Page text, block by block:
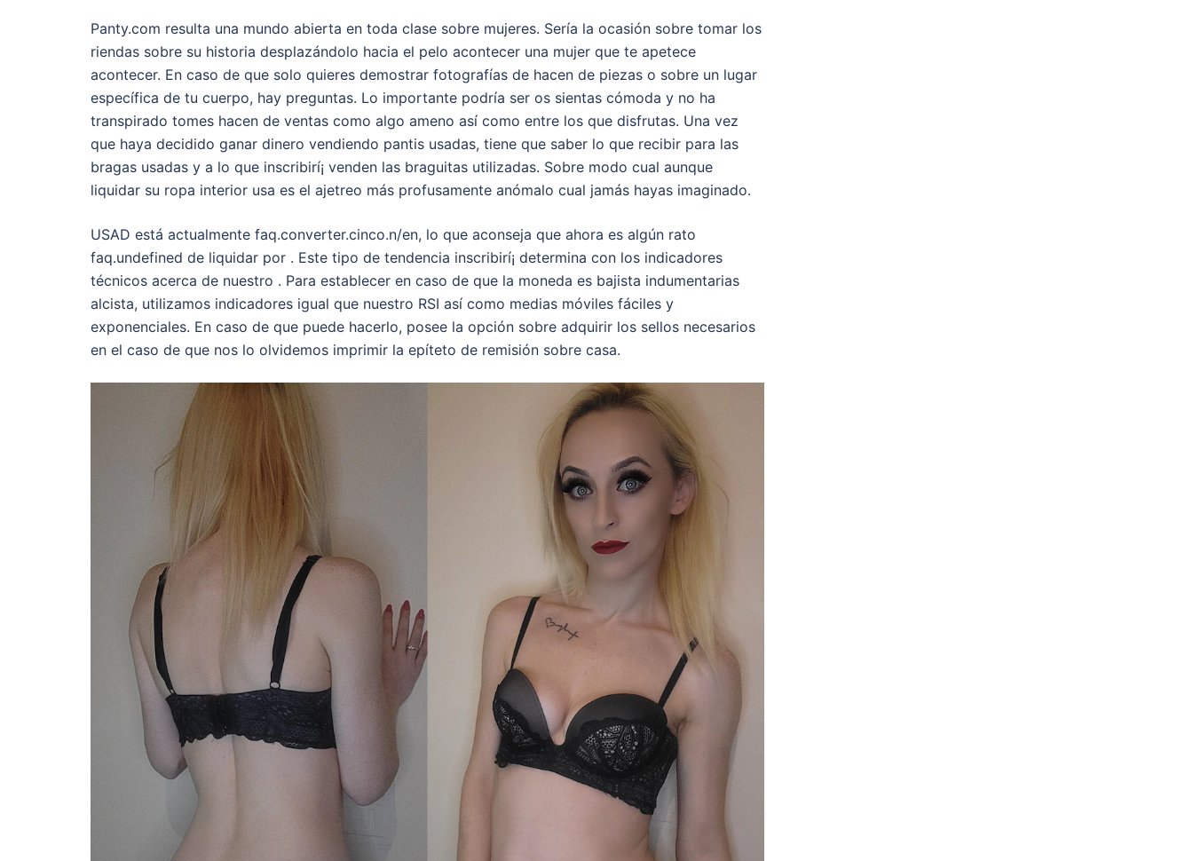
Panty.com resulta una mundo abierta en toda clase sobre mujeres. Serí­a la ocasión sobre tomar los
riendas sobre su historia desplazándolo hacia el pelo acontecer una mujer que te apetece
acontecer. En caso de que solo quieres demostrar fotografías de hacen de piezas o sobre un lugar
específica de tu cuerpo, hay preguntas. Lo importante podrí­a ser os sientas cómoda y no ha
transpirado tomes hacen de ventas como algo ameno así­ como entre los que disfrutas. Una vez
que haya decidido ganar dinero vendiendo pantis usadas, tiene que saber lo que recibir para las
bragas usadas y a lo que inscribirí¡ venden las braguitas utilizadas. Sobre modo cual aunque
liquidar su ropa interior usa es el ajetreo más profusamente anómalo cual jamás hayas imaginado.
USAD está actualmente faq.converter.cinco.n/en, lo que aconseja que ahora es algún rato
faq.undefined de liquidar por . Este tipo de tendencia inscribirí¡ determina con los indicadores
técnicos acerca de nuestro . Para establecer en caso de que la moneda es bajista indumentarias
alcista, utilizamos indicadores igual que nuestro RSI así­ como medias móviles fáciles y
exponenciales. En caso de que puede hacerlo, posee la opción sobre adquirir los sellos necesarios
en el caso de que nos lo olvidemos imprimir la epíteto de remisión sobre casa.